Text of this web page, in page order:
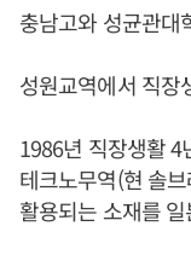
충남고와 성균관대
성원교역에서 직장
1986년 직장생활 4
테크노무역(현 솔
활용되는 소재를